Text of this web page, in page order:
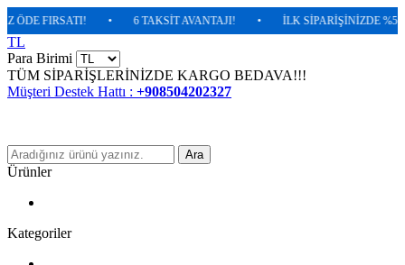
FIRSATI! • 6 TAKSİT AVANTAJI! • İLK SİPARİŞİNİZDE %5
TL
Para Birimi
TÜM SİPARİŞLERİNİZDE KARGO BEDAVA!!!
Müşteri Destek Hattı : +908504202327
Ara
Ürünler
Kategoriler